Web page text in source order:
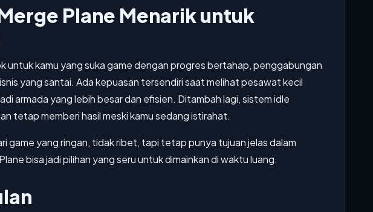
Plane Menarik untuk
untuk kamu yang suka game dengan progres bertahap, penggabungan
yang santai. Ada kepuasan tersendiri saat melihat pesawat kecil
armada yang lebih besar dan efisien. Ditambah lagi, sistem idle
tetap memberi hasil meski kamu sedang istirahat.
game yang ringan, tidak ribet, tapi tetap punya tujuan jelas dalam
bisa jadi pilihan yang seru untuk dimainkan di waktu luang.